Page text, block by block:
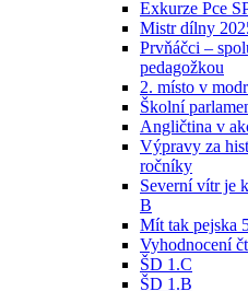
Exkurze Pce
Mistr dílny
Prvňáčci –
pedagožkou
2. místo v
Školní
Angličtina v
Výpravy za
ročníky
Severní vítr je
B
Mít tak pejska
Vyhodnocení
ŠD 1.C
ŠD 1.B